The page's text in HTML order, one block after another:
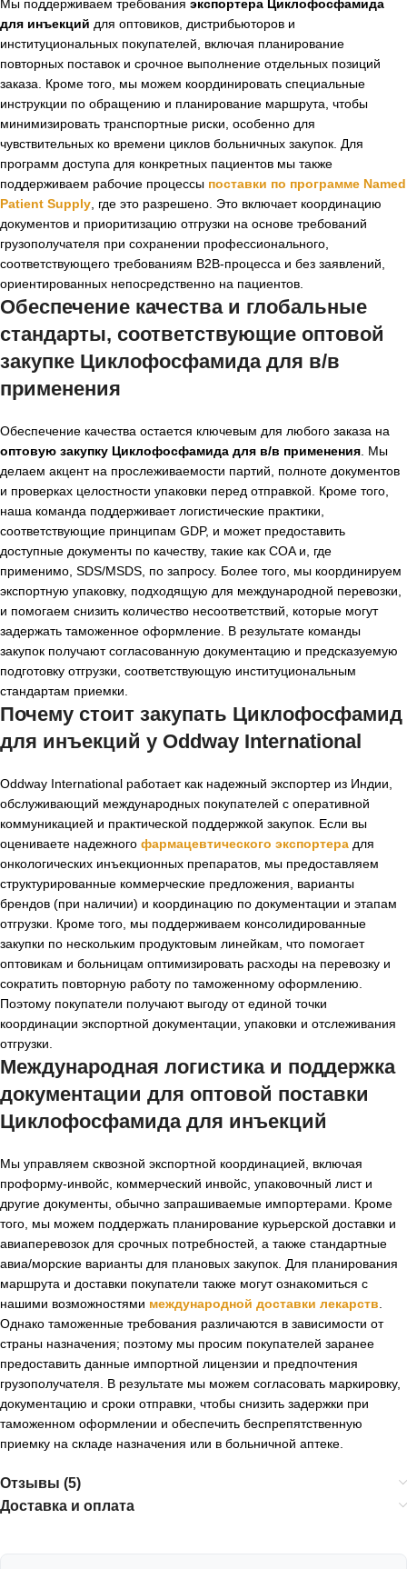
Мы поддерживаем требования экспортера Циклофосфамида
для инъекций для оптовиков, дистрибьюторов и
институциональных покупателей, включая планирование
повторных поставок и срочное выполнение отдельных позиций
заказа. Кроме того, мы можем координировать специальные
инструкции по обращению и планирование маршрута, чтобы
минимизировать транспортные риски, особенно для
чувствительных ко времени циклов больничных закупок. Для
программ доступа для конкретных пациентов мы также
поддерживаем рабочие процессы поставки по программе Named
Patient Supply , где это разрешено. Это включает координацию
документов и приоритизацию отгрузки на основе требований
грузополучателя при сохранении профессионального,
соответствующего требованиям B2B-процесса и без заявлений,
ориентированных непосредственно на пациентов.
Обеспечение качества и глобальные
стандарты, соответствующие оптовой
закупке Циклофосфамида для в/в
применения
Обеспечение качества остается ключевым для любого заказа на
оптовую закупку Циклофосфамида для в/в применения . Мы
делаем акцент на прослеживаемости партий, полноте документов
и проверках целостности упаковки перед отправкой. Кроме того,
наша команда поддерживает логистические практики,
соответствующие принципам GDP, и может предоставить
доступные документы по качеству, такие как COA и, где
применимо, SDS/MSDS, по запросу. Более того, мы координируем
экспортную упаковку, подходящую для международной перевозки,
и помогаем снизить количество несоответствий, которые могут
задержать таможенное оформление. В результате команды
закупок получают согласованную документацию и предсказуемую
подготовку отгрузки, соответствующую институциональным
стандартам приемки.
Почему стоит закупать Циклофосфамид
для инъекций у Oddway International
Oddway International работает как надежный экспортер из Индии,
обслуживающий международных покупателей с оперативной
коммуникацией и практической поддержкой закупок. Если вы
оцениваете надежного фармацевтического экспортера для
онкологических инъекционных препаратов, мы предоставляем
структурированные коммерческие предложения, варианты
брендов (при наличии) и координацию по документации и этапам
отгрузки. Кроме того, мы поддерживаем консолидированные
закупки по нескольким продуктовым линейкам, что помогает
оптовикам и больницам оптимизировать расходы на перевозку и
сократить повторную работу по таможенному оформлению.
Поэтому покупатели получают выгоду от единой точки
координации экспортной документации, упаковки и отслеживания
отгрузки.
Международная логистика и поддержка
документации для оптовой поставки
Циклофосфамида для инъекций
Мы управляем сквозной экспортной координацией, включая
проформу-инвойс, коммерческий инвойс, упаковочный лист и
другие документы, обычно запрашиваемые импортерами. Кроме
того, мы можем поддержать планирование курьерской доставки и
авиаперевозок для срочных потребностей, а также стандартные
авиа/морские варианты для плановых закупок. Для планирования
маршрута и доставки покупатели также могут ознакомиться с
нашими возможностями международной доставки лекарств
Однако таможенные требования различаются в зависимости от
страны назначения; поэтому мы просим покупателей заранее
предоставить данные импортной лицензии и предпочтения
грузополучателя. В результате мы можем согласовать маркировку,
документацию и сроки отправки, чтобы снизить задержки при
таможенном оформлении и обеспечить беспрепятственную
приемку на складе назначения или в больничной аптеке.
Отзывы (5)
Доставка и оплата